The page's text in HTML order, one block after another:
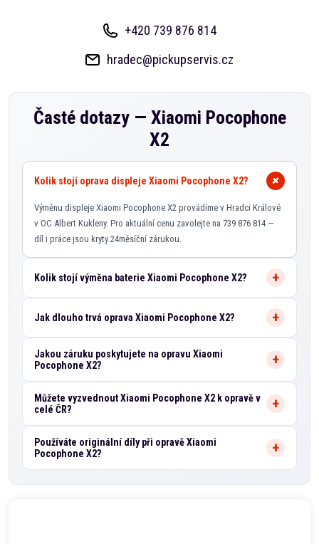
+420 739 876 814
hradec@pickupservis.cz
Časté dotazy — Xiaomi Pocophone
X2
Kolik stojí oprava displeje Xiaomi Pocophone X2?
Výměnu displeje Xiaomi Pocophone X2 provádíme v Hradci Králové
v OC Albert Kukleny. Pro aktuální cenu zavolejte na 739 876 814 —
díl i práce jsou kryty 24měsíční zárukou.
Kolik stojí výměna baterie Xiaomi Pocophone X2?
Jak dlouho trvá oprava Xiaomi Pocophone X2?
Jakou záruku poskytujete na opravu Xiaomi
Pocophone X2?
Můžete vyzvednout Xiaomi Pocophone X2 k opravě v
celé ČR?
Používáte originální díly při opravě Xiaomi
Pocophone X2?